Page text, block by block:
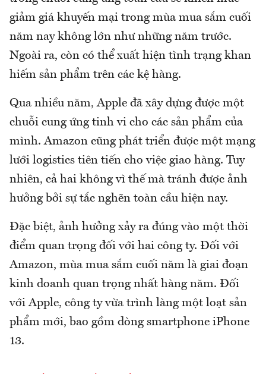
giảm giá khuyến mại trong mùa mua sắm cuối
năm nay không lớn như những năm trước.
Ngoài ra, còn có thể xuất hiện tình trạng khan
hiếm sản phẩm trên các kệ hàng.
Qua nhiều năm, Apple đã xây dựng được một
chuỗi cung ứng tinh vi cho các sản phẩm của
mình. Amazon cũng phát triển được một mạng
lưới logistics tiên tiến cho việc giao hàng. Tuy
nhiên, cả hai không vì thế mà tránh được ảnh
hưởng bởi sự tắc nghẽn toàn cầu hiện nay.
Đặc biệt, ảnh hưởng xảy ra đúng vào một thời
điểm quan trọng đối với hai công ty. Đối với
Amazon, mùa mua sắm cuối năm là giai đoạn
kinh doanh quan trọng nhất hàng năm. Đối
với Apple, công ty vừa trình làng một loạt sản
phẩm mới, bao gồm dòng smartphone iPhone
13.